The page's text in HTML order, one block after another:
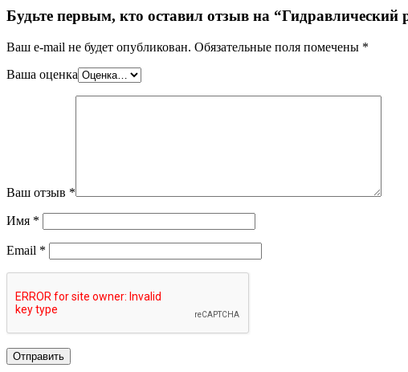
Будьте первым, кто оставил отзыв на
Ваш e-mail не будет опубликован. Обязательные поля помечены *
Ваша оценка
Ваш отзыв *
Имя *
Email *